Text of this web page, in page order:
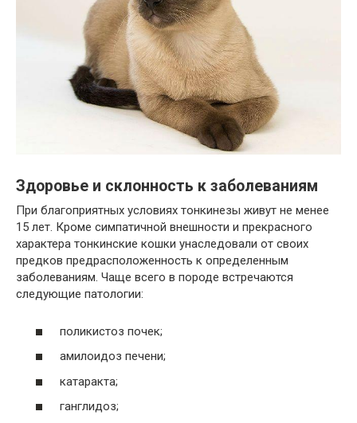
Здоровье и склонность к заболеваниям
При благоприятных условиях тонкинезы живут не менее
15 лет. Кроме симпатичной внешности и прекрасного
характера тонкинские кошки унаследовали от своих
предков предрасположенность к определенным
заболеваниям. Чаще всего в породе встречаются
следующие патологии:
поликистоз почек;
амилоидоз печени;
катаракта;
ганглидоз;